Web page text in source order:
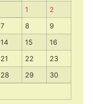
1
2
7 8
9
14 15
16
21 22
23
28 29
30